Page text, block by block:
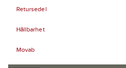
Retursedel
Hållbarhet
Movab